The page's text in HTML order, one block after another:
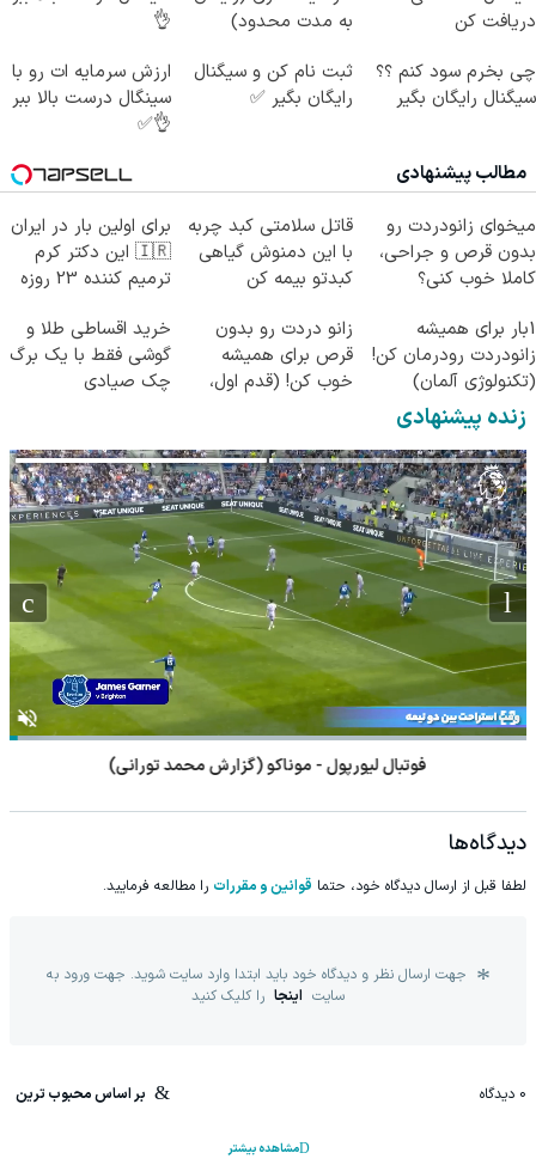
دریافت کن
به مدت محدود)
👌
چی بخرم سود کنم ؟؟
سیگنال رایگان بگیر
ثبت نام کن و سیگنال
رایگان بگیر ✅
ارزش سرمایه ات رو با
سینگال درست بالا ببر
👌✅
مطالب پیشنهادی
میخوای زانودردت رو
بدون قرص و جراحی،
کاملا خوب کنی؟
قاتل سلامتی کبد چربه
با این دمنوش گیاهی
کبدتو بیمه کن
برای اولین بار در ایران
🇮🇷 این دکتر کرم
ترمیم کننده 23 روزه
1بار برای همیشه
زانودردت رودرمان کن!
(تکنولوژی آلمان)
◂پرسشنامه▸
زانو دردت رو بدون
قرص برای همیشه
خوب کن! (قدم اول،
خرید اقساطی طلا و
گوشی فقط با یک برگ
چک صیادی
زنده پیشنهادی
فوتبال لیورپول - موناکو (گزارش محمد تورانی)
دیدگاه‌ها
لطفا قبل از ارسال دیدگاه خود، حتما قوانین و مقررات را مطالعه فرمایید.
جهت ارسال نظر و دیدگاه خود باید ابتدا وارد سایت شوید. جهت ورود به
سایت اینجا را کلیک کنید
0 دیدگاه بر اساس محبوب ترین
مشاهده بیشتر